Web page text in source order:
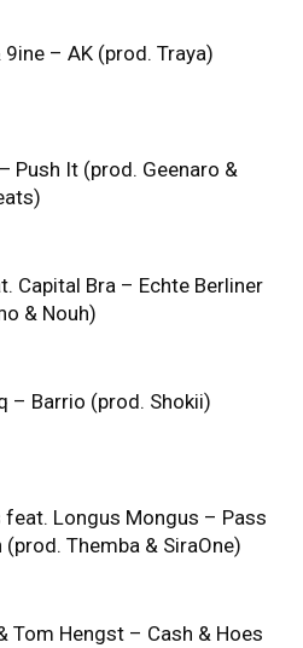
– AK (prod. Traya)
Push It (prod. Geenaro &
Capital Bra – Echte Berliner
& Nouh)
– Barrio (prod. Shokii)
feat. Longus Mongus – Pass
(prod. Themba & SiraOne)
Tom Hengst – Cash & Hoes